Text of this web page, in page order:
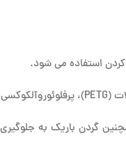
کردن استفاده می شود.
گردن باریک به